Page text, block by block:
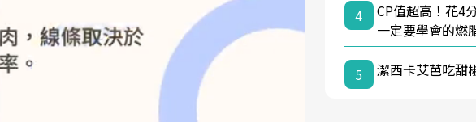
4
CP值超高！花4
一定要學會的燃
5 潔西卡艾芭吃